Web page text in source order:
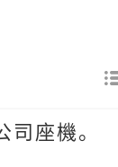
座機。